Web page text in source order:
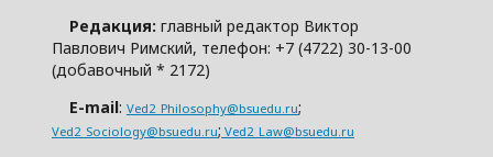
Редакция: главный редактор Виктор
Павлович Римский, телефон: +7 (4722) 30-13-00
(добавочный * 2172)
E-mail: Ved2_Philosophy@bsuedu.ru;
Ved2_Sociology@bsuedu.ru; Ved2_Law@bsuedu.ru